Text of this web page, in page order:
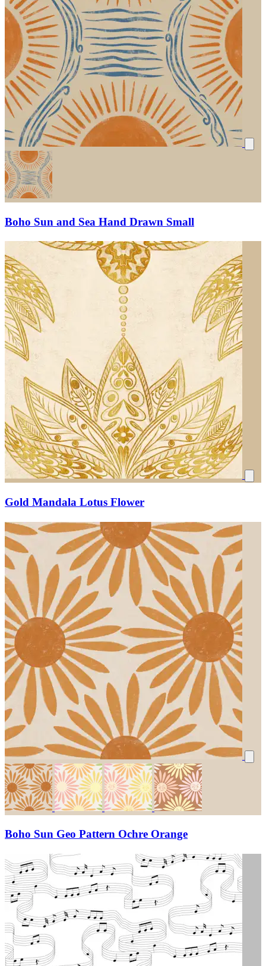
Boho Sun and Sea Hand Drawn Small
Gold Mandala Lotus Flower
Boho Sun Geo Pattern Ochre Orange